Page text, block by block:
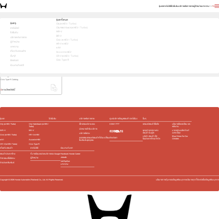
รุ่นรถเทคโนโลยีโปรโมชันบริการหลังการขายผู้จำหน่ายบทความENTH
รุ่นรถ
เทคโนโลยี
โปรโมชัน
บริการหลังการขาย
ผู้จำหน่าย
บทความ
เกี่ยวกับฮอนด้า
อื่นๆ
ติดต่อเรา
ร่วมงานกับเรา
รุ่นรถทั้งหมด
City (e:HEV / Turbo)
City Hatchback (e:HEV / Turbo)
WR-V
BR-V
Civic (e:HEV / Turbo)
HR-V e:HEV
e:N1
Accord e:HEV
CR-V (e:HEV / Turbo)
Civic Type R
ดาวน์โหลดแค็ตตาล็อก แค็ตตาล็อกรถยนต์ฮอนด้าทุกรุ่น
Civic Type R
Civic Type R Catalog
ดาวน์โหลดไฟล์นี้
รุ่นรถ
City (e:HEV / Turbo)
City Hatchback (e:HEV /
Turbo)
WR-V
BR-V
Civic (e:HEV / Turbo)
HR-V e:HEV
e:N1
Accord e:HEV
CR-V (e:HEV / Turbo)
Civic Type R
โปรโมชัน
บริการหลังการขาย
เช็กรถยนต์ตามระยะ
นัดหมายเข้ารับบริการ
บริการพิเศษ
ตรวจสอบรถยนต์ฮอนด้าที่ต้อง เปลี่ยน
ชิ้นส่วนในชุดถุงลม
ศูนย์บริการข้อมูลฮอนด้า 24 ชั่วโมง
0 2341 7777
ติดต่อเรา
อื่นๆ
รถยนต์ฮอนด้าใช้แล้ว
นโยบายสิ่งแวดล้อม และ
พลังงาน
ชุดอุปกรณ์ตกแต่ง​
ฮอนด้า โมดูโล
มาตรฐานผลิตภัณฑ์
ฉลากเขียว
บริษัท ฮอนด้า ลีส
ซิ่ง(ประเทศไทย) จำกัด
Blue Skies For Our
Children
เกี่ยวกับฮอนด้า
ฮอนด้าประเทศไทย
กิจกรรมเพื่อสังคม
ข่าวประชาสัมพันธ์
เทคโนโลยี
ที่มาพร้อมแอปและบริการของ Google
ผู้จำหน่าย
ร่วมงานกับเรา
Facebook Honda Career
Jobsdb
JobTopGun
บทความ
Copyright ©2026Honda Automobile (Thailand) Co., Ltd. All Rights Reserved. นโยบายการคุ้มครองข้อมูลส่วนบุคคลนโยบายคุกกี้ติดต่อเรื่องข้อมูลส่วนบุคคล